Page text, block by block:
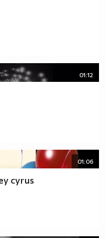
01:12
01:06
cyrus